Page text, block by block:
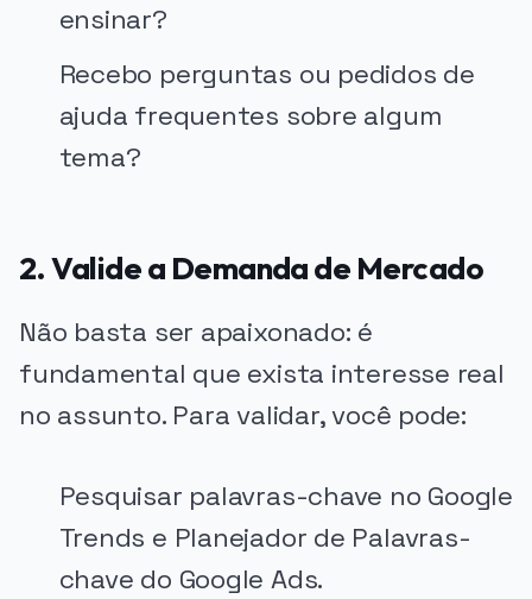
ensinar?
Recebo perguntas ou pedidos de
ajuda frequentes sobre algum
tema?
2. Valide a Demanda de Mercado
Não basta ser apaixonado: é
fundamental que exista interesse real
no assunto. Para validar, você pode:
Pesquisar palavras-chave no Google
Trends e Planejador de Palavras-
chave do Google Ads.